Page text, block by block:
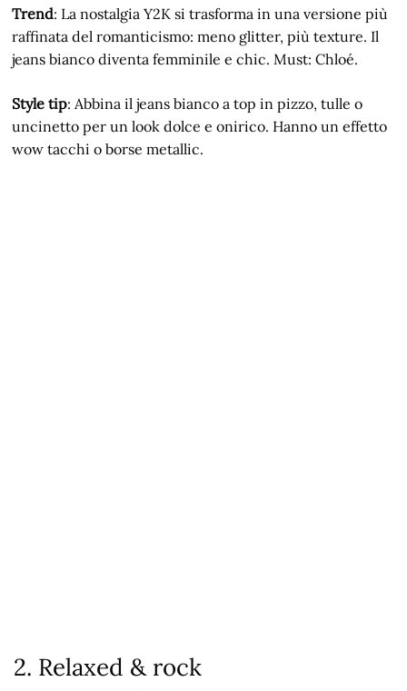
Trend: La nostalgia Y2K si trasforma in una versione più
raffinata del romanticismo: meno glitter, più texture. Il
jeans bianco diventa femminile e chic. Must: Chloé.
Style tip: Abbina il jeans bianco a top in pizzo, tulle o
uncinetto per un look dolce e onirico. Hanno un effetto
wow tacchi o borse metallic.
2. Relaxed & rock